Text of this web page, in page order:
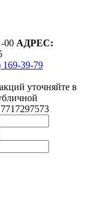
00 АДРЕС:
169-39-79
уточняйте в